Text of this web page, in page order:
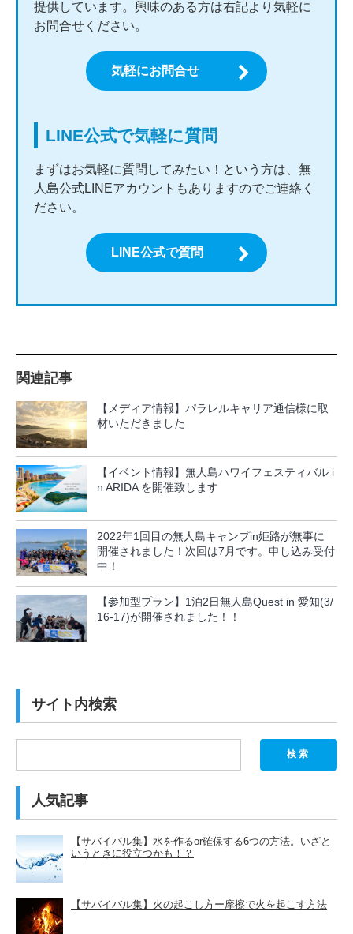
提供しています。興味のある方は右記より気軽に
お問合せください。
気軽にお問合せ
LINE公式で気軽に質問
まずはお気軽に質問してみたい！という方は、無
人島公式LINEアカウントもありますのでご連絡く
ださい。
LINE公式で質問
関連記事
【メディア情報】パラレルキャリア通信様に取
材いただきました
【イベント情報】無人島ハワイフェスティバル i
n ARIDA を開催致します
2022年1回目の無人島キャンプin姫路が無事に
開催されました！次回は7月です。申し込み受付
中！
【参加型プラン】1泊2日無人島Quest in 愛知(3/
16-17)が開催されました！！
サイト内検索
検索
人気記事
【サバイバル集】水を作るor確保する6つの方法。いざと
いうときに役立つかも！？
【サバイバル集】火の起こし方ー摩擦で火を起こす方法